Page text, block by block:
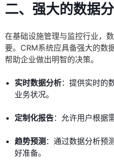
二、强大的数据
在基础设施管理与监控行业，
要。CRM系统应具备强大的数
帮助企业做出明智的决策。
实时数据分析：提供实时的
业务状况。
定制化报告：允许用户根据
趋势预测 ：通过数据分析预
好准备。